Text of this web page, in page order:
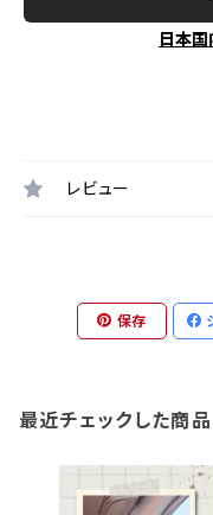
日本
レビュー
保存
最近チェックした商品